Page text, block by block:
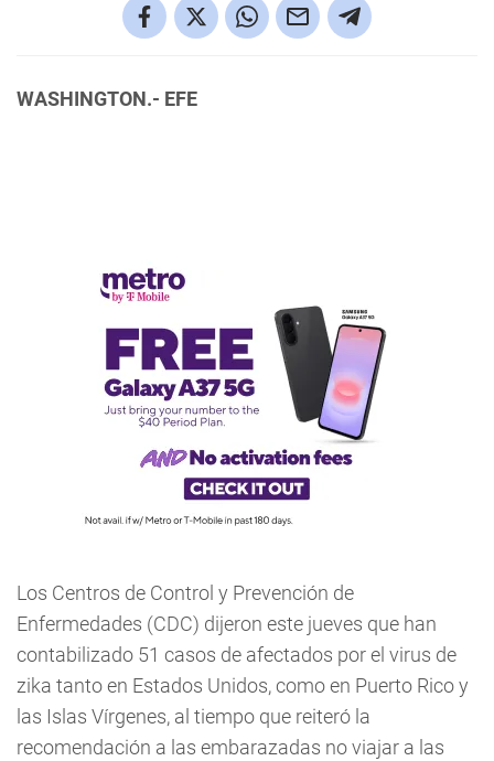
WASHINGTON.- EFE
Los Centros de Control y Prevención de
Enfermedades (CDC) dijeron este jueves que han
contabilizado 51 casos de afectados por el virus de
zika tanto en Estados Unidos, como en Puerto Rico y
las Islas Vírgenes, al tiempo que reiteró la
recomendación a las embarazadas no viajar a las